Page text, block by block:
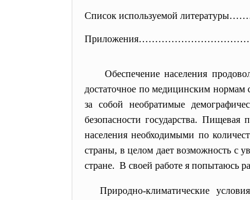
Список используемой
Обеспечение населения
достаточное по медицинским нормам
за собой необратимые
безопасности государства.
населения необходимыми по
страны, в целом дает возможность с
стране. В своей работе я попытаюсь
Природно-климатические